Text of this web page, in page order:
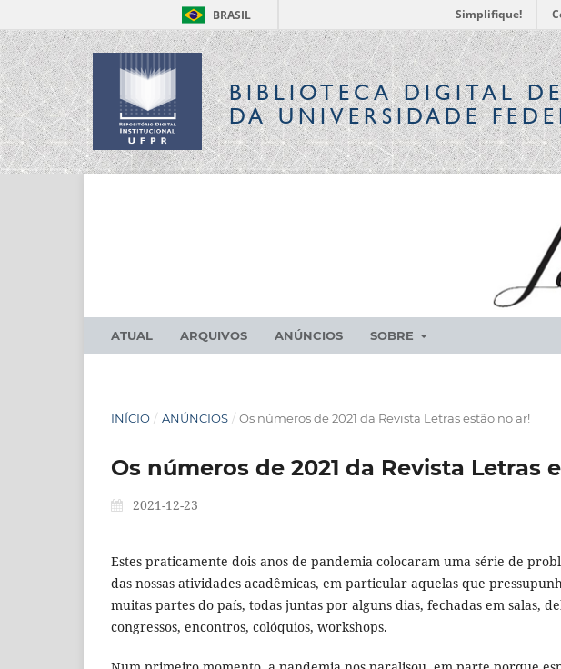
BRASIL Simplifique!
BIBLIOTECA DIGITAL
DA UNIVERSIDADE
ATUAL ARQUIVOS ANÚNCIOS SOBRE
INÍCIO / ANÚNCIOS / Os números de 2021 da Revista Letras estão no ar!
Os números de 2021 da Revista Letras
2021-12-23
Estes praticamente dois anos de pandemia colocaram uma série de
das nossas atividades acadêmicas, em particular aquelas que
muitas partes do país, todas juntas por alguns dias, fechadas em salas,
congressos, encontros, colóquios, workshops.